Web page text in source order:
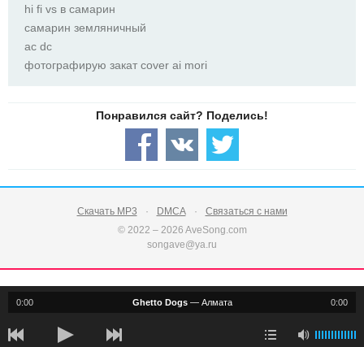
hi fi vs в самарин
самарин земляничный
ас dc
фотографирую закат cover ai mori
Скачать MP3 DMCA
Связаться с нами
© 2022 – 2026 AveSong.com
songave@ya.ru
0:00 0:00
Ghetto Dogs — Алмата